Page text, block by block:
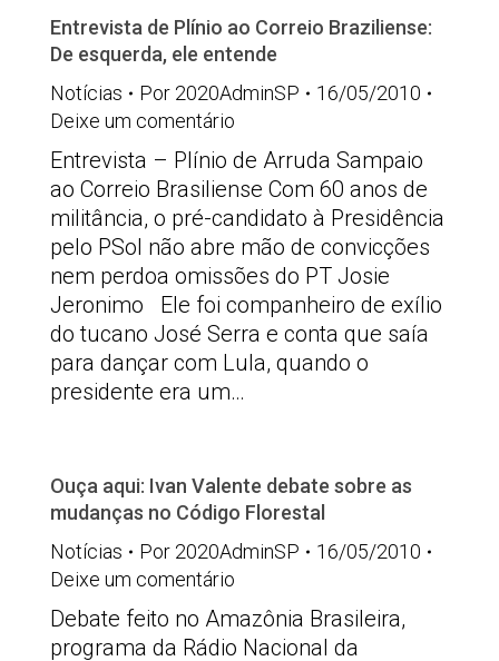
Entrevista de Plínio ao Correio Braziliense:
De esquerda, ele entende
Notícias
Por 2020AdminSP
16/05/2010
Deixe um comentário
Entrevista – Plínio de Arruda Sampaio
ao Correio Brasiliense Com 60 anos de
militância, o pré-candidato à Presidência
pelo PSol não abre mão de convicções
nem perdoa omissões do PT Josie
Jeronimo Ele foi companheiro de exílio
do tucano José Serra e conta que saía
para dançar com Lula, quando o
presidente era um…
Ouça aqui: Ivan Valente debate sobre as
mudanças no Código Florestal
Notícias
Por 2020AdminSP
16/05/2010
Deixe um comentário
Debate feito no Amazônia Brasileira,
programa da Rádio Nacional da